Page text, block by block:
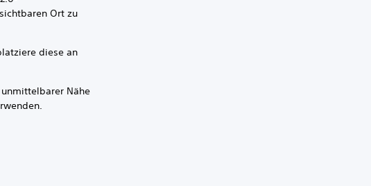
Ort zu
diese an
Nähe